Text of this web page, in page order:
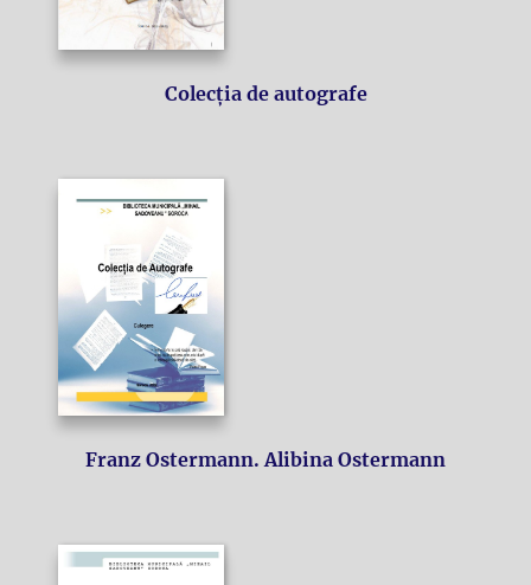
Colecția de autografe
Franz Ostermann. Alibina Ostermann